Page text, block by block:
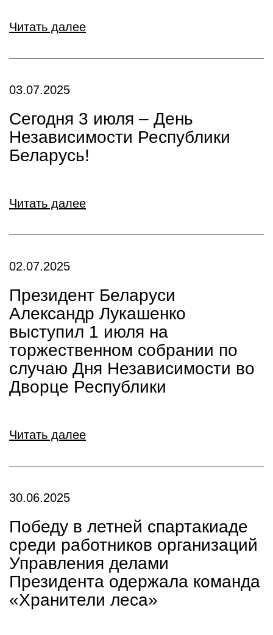
Читать далее
03.07.2025
Сегодня 3 июля – День
Независимости Республики
Беларусь!
Читать далее
02.07.2025
Президент Беларуси
Александр Лукашенко
выступил 1 июля на
торжественном собрании по
случаю Дня Независимости во
Дворце Республики
Читать далее
30.06.2025
Победу в летней спартакиаде
среди работников организаций
Управления делами
Президента одержала команда
«Хранители леса»